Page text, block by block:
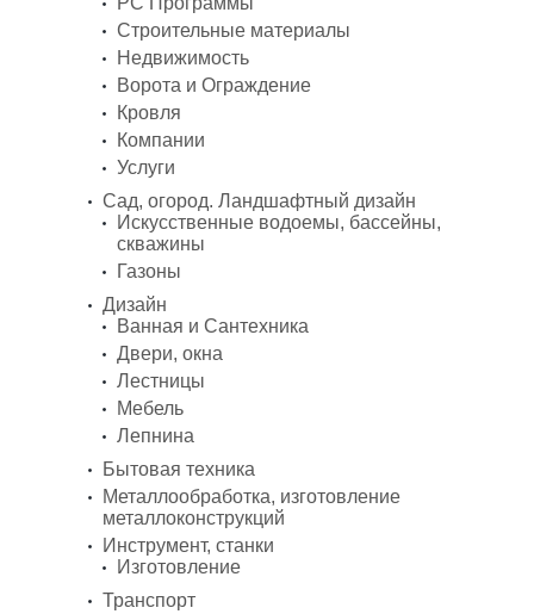
Строительные материалы
Недвижимость
Ворота и Ограждение
Кровля
Компании
Услуги
Сад, огород. Ландшафтный дизайн
Искусственные водоемы, бассейны,
скважины
Газоны
Дизайн
Ванная и Сантехника
Двери, окна
Лестницы
Мебель
Лепнина
Бытовая техника
Металлообработка, изготовление
металлоконструкций
Инструмент, станки
Изготовление
Транспорт